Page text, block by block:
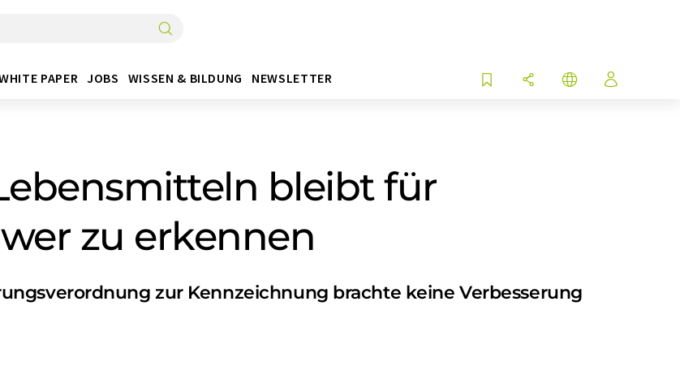
PAPER JOBS WISSEN & BILDUNG NEWSLETTER
bleibt für
zu erkennen
zur Kennzeichnung brachte keine Verbesserung